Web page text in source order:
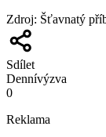
Zdroj: Šťavnatý
Sdílet
Dennívýzva
0
Reklama